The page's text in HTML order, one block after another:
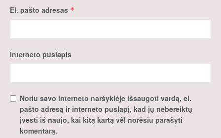
El. pašto adresas *
Interneto puslapis
Noriu savo interneto naršyklėje išsaugoti vardą, el.
pašto adresą ir interneto puslapį, kad jų nebereiktų
įvesti iš naujo, kai kitą kartą vėl norėsiu parašyti
komentarą.